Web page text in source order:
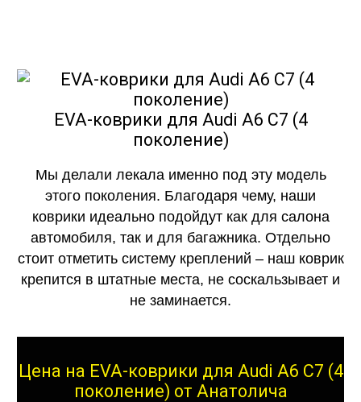
EVA-коврики для Audi A6 C7 (4
поколение)
Мы делали лекала именно под эту модель
этого поколения. Благодаря чему, наши
коврики идеально подойдут как для салона
автомобиля, так и для багажника. Отдельно
стоит отметить систему креплений – наш коврик
крепится в штатные места, не соскальзывает и
не заминается.
Цена на EVA-коврики для Audi A6 C7 (4
поколение) от Анатолича